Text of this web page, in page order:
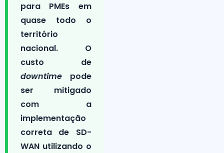
para PMEs em
quase todo o
território
nacional. O
custo de
downtime pode
ser mitigado
com a
implementação
correta de SD-
WAN utilizando o